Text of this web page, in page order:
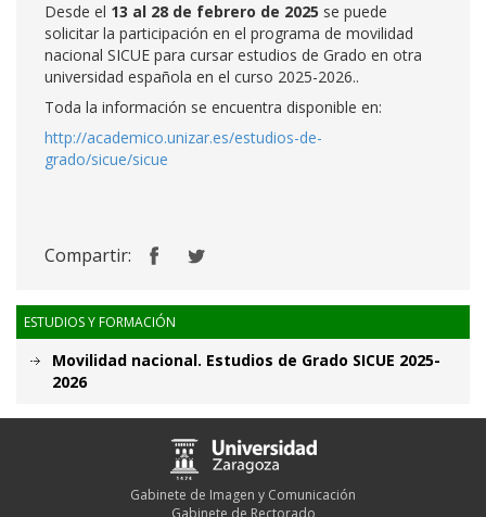
Desde el 13 al 28 de febrero de 2025 se puede
solicitar la participación en el programa de movilidad
nacional SICUE para cursar estudios de Grado en otra
universidad española en el curso 2025-2026..
Toda la información se encuentra disponible en:
http://academico.unizar.es/estudios-de-
grado/sicue/sicue
Compartir:
ESTUDIOS Y FORMACIÓN
Movilidad nacional. Estudios de Grado SICUE 2025-
2026
Gabinete de Imagen y Comunicación
Gabinete de Rectorado